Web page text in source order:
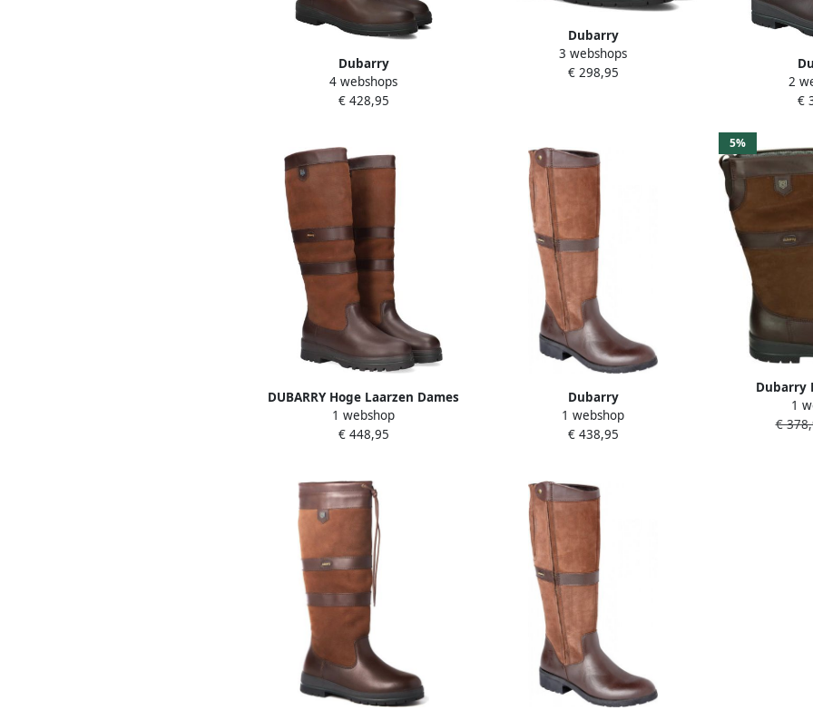
Dubarry
GALWAY~~~~~~~~~~~~~~~~~~~~~~~~
laarzenWandellaarzen s laarzen
4 webshops
€ 428,95
Dubarry
ROSCOMMON~~~~~~~~~~~~~~~~~~~~~
laarzenWandellaarzen s laarzen
3 webshops
€ 298,95
2
€
DUBARRY Hoge Laarzen Dames
Kilternan Maat: 41 Materiaal:
Leer Kleur: Bruin
1 webshop
€ 448,95
Dubarry
SLIGO~~~~~~~~~~~~~~~~~~~~~~~~~
WandellaarzenDames laarzen
1 webshop
€ 438,95
5%
Dubarry
1
€